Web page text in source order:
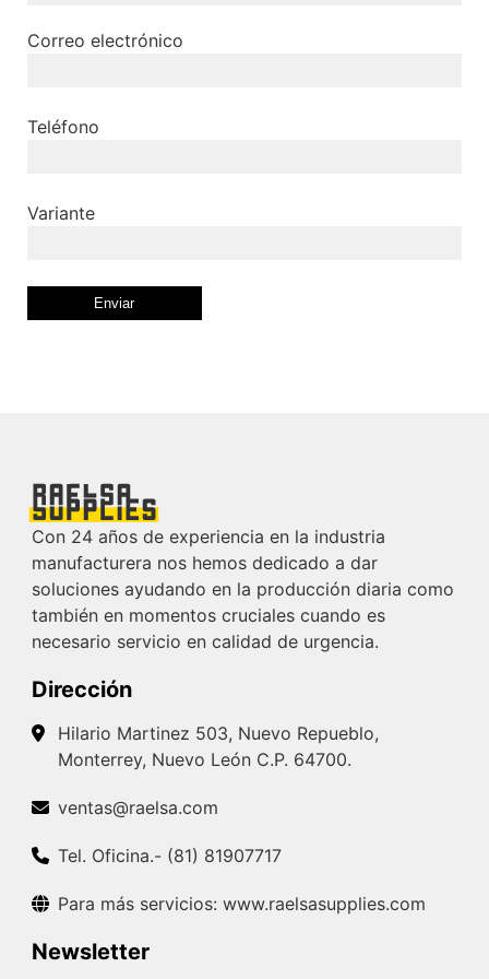
Correo electrónico
Teléfono
Variante
Con 24 años de experiencia en la industria
manufacturera nos hemos dedicado a dar
soluciones ayudando en la producción diaria como
también en momentos cruciales cuando es
necesario servicio en calidad de urgencia.
Dirección
Hilario Martinez 503, Nuevo Repueblo,
Monterrey, Nuevo León C.P. 64700.
ventas@raelsa.com
Tel. Oficina.- (81) 81907717
Para más servicios: www.raelsasupplies.com
Newsletter